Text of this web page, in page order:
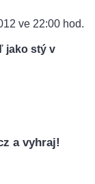
ve 22:00 hod.
jako stý v
a vyhraj!